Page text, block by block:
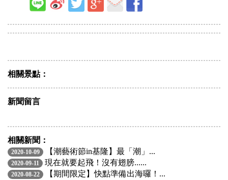
相關景點：
新聞留言
相關新聞：
2020-10-09 【潮藝術節in基隆】最「潮」...
2020-09-11 現在就要起飛！沒有翅膀......
2020-08-22 【期間限定】快點準備出海囉！...